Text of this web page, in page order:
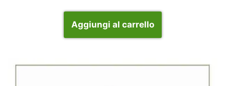
Aggiungi al carrello